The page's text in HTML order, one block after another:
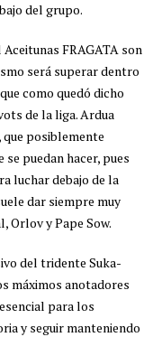
del grupo.
FRAGATA son
será superar dentro
como quedó dicho
de la liga. Ardua
posiblemente
puedan hacer, pues
luchar debajo de la
dar siempre muy
Orlov y Pape Sow.
del tridente Suka-
máximos anotadores
para los
y seguir manteniendo